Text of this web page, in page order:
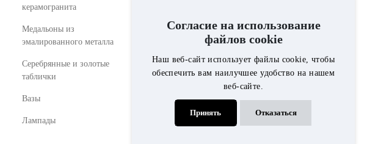
керамогранита
Медальоны из
эмалированного металла
Серебрянные и золотые
таблички
Вазы
Лампады
мрамор", ответит на интересующие Вас
вопросы по выбору памятника,
ограды,вазы, лампады, либо по
стоимости благоустройства могилы.
Согласие на использование
файлов cookie
Наш веб-сайт использует файлы cookie, чтобы
обеспечить вам наилучшее удобство на нашем
веб-сайте.
Принять Отказаться